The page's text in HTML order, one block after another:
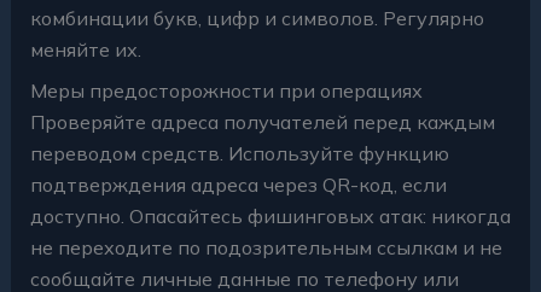
комбинации букв, цифр и символов. Регулярно
меняйте их.
Меры предосторожности при операциях
Проверяйте адреса получателей перед каждым
переводом средств. Используйте функцию
подтверждения адреса через QR-код, если
доступно. Опасайтесь фишинговых атак: никогда
не переходите по подозрительным ссылкам и не
сообщайте личные данные по телефону или